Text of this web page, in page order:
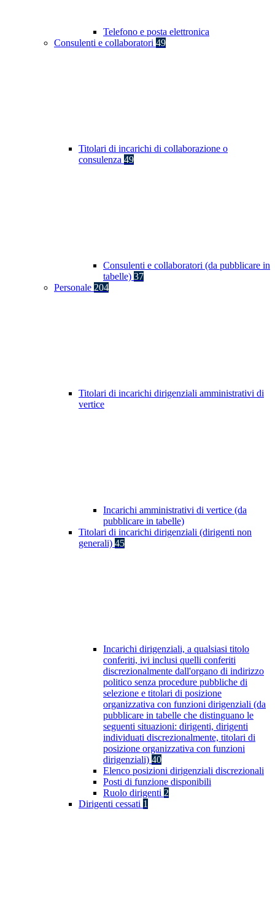
Telefono e posta elettronica
Consulenti e collaboratori 49
Titolari di incarichi di collaborazione o
consulenza 49
Consulenti e collaboratori (da pubblicare in
tabelle) 37
Personale 204
Titolari di incarichi dirigenziali amministrativi di
vertice
Incarichi amministrativi di vertice (da
pubblicare in tabelle)
Titolari di incarichi dirigenziali (dirigenti non
generali) 45
Incarichi dirigenziali, a qualsiasi titolo
conferiti, ivi inclusi quelli conferiti
discrezionalmente dall'organo di indirizzo
politico senza procedure pubbliche di
selezione e titolari di posizione
organizzativa con funzioni dirigenziali (da
pubblicare in tabelle che distinguano le
seguenti situazioni: dirigenti, dirigenti
individuati discrezionalmente, titolari di
posizione organizzativa con funzioni
dirigenziali) 40
Elenco posizioni dirigenziali discrezionali
Posti di funzione disponibili
Ruolo dirigenti 2
Dirigenti cessati 1